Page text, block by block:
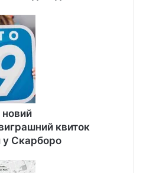
новий
квиток
у Скарборо